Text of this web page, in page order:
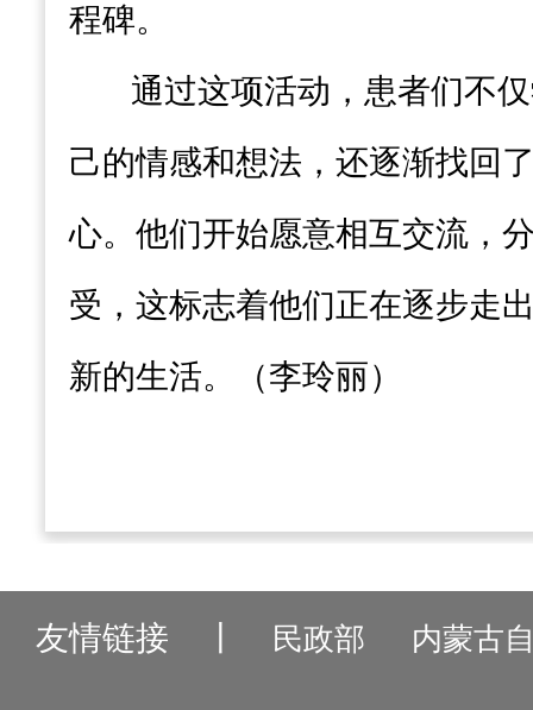
程碑。
通过这项活动，患者们不
己的情感和想法，还逐渐找回
心。他们开始愿意相互交流，
受，这标志着他们正在逐步走
新的生活。（李玲丽）
友情链接 民政部 内蒙古